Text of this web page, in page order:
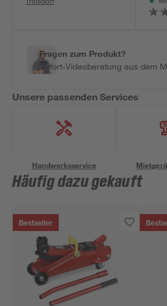
Fragen zum Produkt?
Sofort-Videoberatung aus dem
Unsere passenden Services
Handwerksservice
Häufig dazu gekauft
Bestseller